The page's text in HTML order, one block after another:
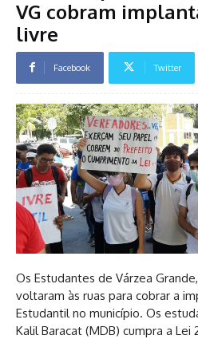
VG cobram
livre
Facebook Twitter
Os Estudantes de Várzea
voltaram às ruas para cobrar a
Estudantil no município. Os
Kalil Baracat (MDB) cumpra a Lei